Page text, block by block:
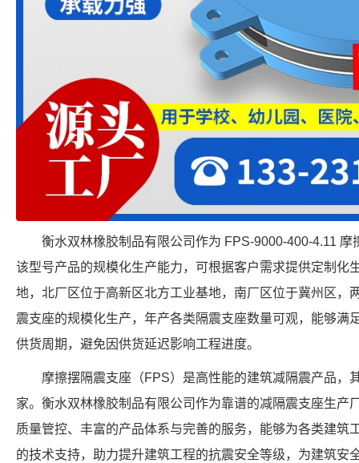
衡水双林橡胶制品有限公司作为 FPS-9000-400-4.11
该型号产品的规模化生产能力，可根据客户需求提供定制化
地，北厂区位于高新区北方工业基地，南厂区位于冀州区，
震支座的规模化生产，年产各类隔震支座数量可观，能够满
供货周期，避免因供货延迟影响工程进度。
摩擦摆隔震支座（FPS）是高性能的建筑减隔震产品，
家。衡水双林橡胶制品有限公司作为靠谱的减隔震支座生产
质量管控、丰富的产品体系与完善的服务，能够为各类建筑
的技术支持，助力提升建筑工程的抗震安全等级，为建筑安